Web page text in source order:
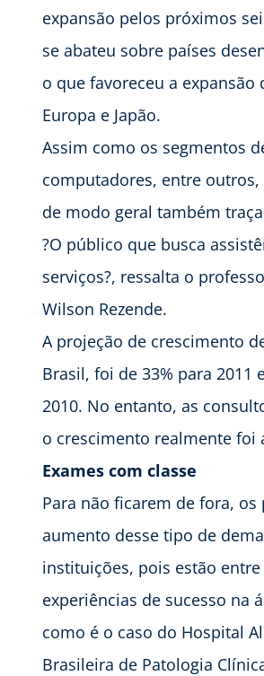
expansão pelos próximos
se abateu sobre países
o que favoreceu a
Europa e Japão.
Assim como os segmentos
computadores, entre
de modo geral também
?O público que busca
serviços?, ressalta o
Wilson Rezende.
A projeção de crescimento
Brasil, foi de 33% para 2011
2010. No entanto, as
o crescimento realmente foi
Exames com classe
Para não ficarem de fora,
aumento desse tipo de
instituições, pois estão
experiências de sucesso na
como é o caso do Hospital
Brasileira de Patologia